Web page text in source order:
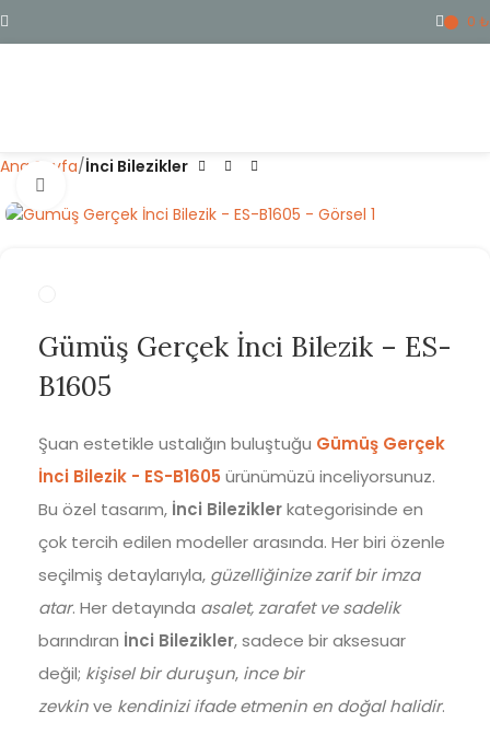
0 ₺
Ana Sayfa İnci Bilezikler
Gümüş Gerçek İnci Bilezik – ES-
B1605
Şuan estetikle ustalığın buluştuğu Gümüş Gerçek
İnci Bilezik - ES-B1605 ürünümüzü inceliyorsunuz.
Bu özel tasarım, İnci Bileziklerkategorisinde en
çok tercih edilen modeller arasında. Her biri özenle
seçilmiş detaylarıyla, güzelliğinize zarif bir imza
atar. Her detayında asalet, zarafet ve sadelik
barındıran İnci Bilezikler, sadece bir aksesuar
değil; kişisel bir duruşun, ince bir
zevkinve kendinizi ifade etmenin en doğal halidir.